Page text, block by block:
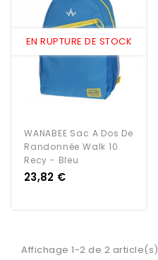
EN RUPTURE DE STOCK
WANABEE Sac A Dos De
Randonnée Walk 10
Recy - Bleu
Prix
23,82 €
Affichage 1-2 de 2 article(s)